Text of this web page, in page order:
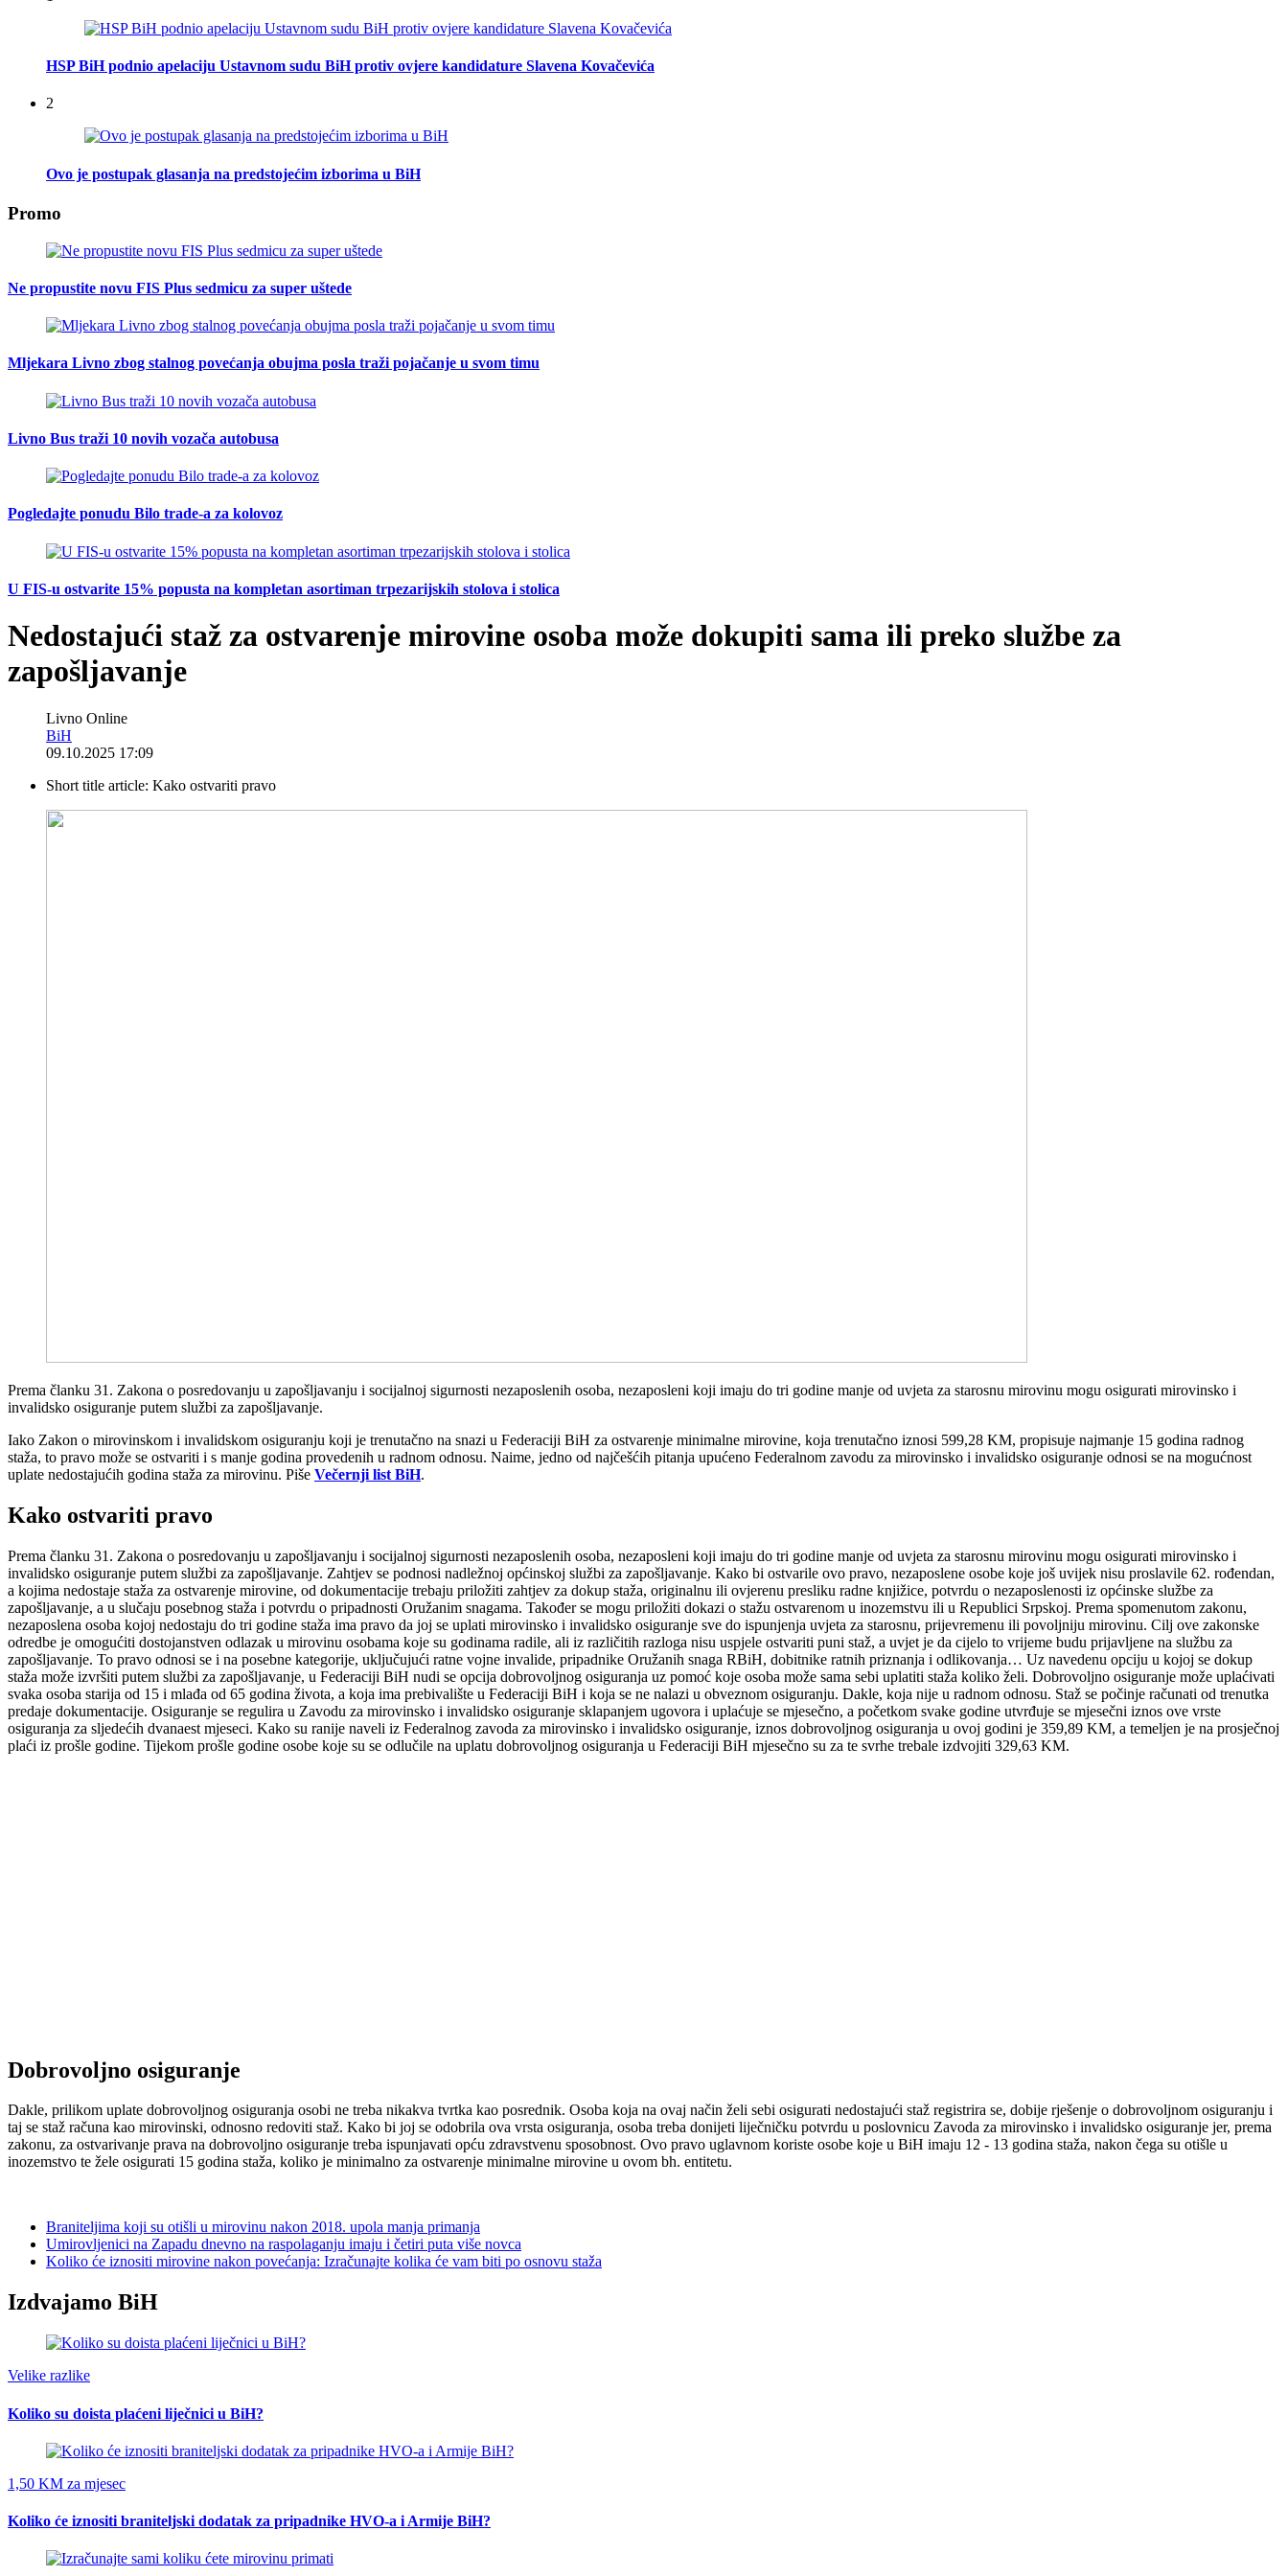
HSP BiH podnio apelaciju Ustavnom sudu BiH protiv ovjere kandidature Slavena Kovačevića
2
Ovo je postupak glasanja na predstojećim izborima u BiH
Promo
Ne propustite novu FIS Plus sedmicu za super uštede
Mljekara Livno zbog stalnog povećanja obujma posla traži pojačanje u svom timu
Livno Bus traži 10 novih vozača autobusa
Pogledajte ponudu Bilo trade-a za kolovoz
U FIS-u ostvarite 15% popusta na kompletan asortiman trpezarijskih stolova i stolica
Nedostajući staž za ostvarenje mirovine osoba može dokupiti sama ili preko službe za
zapošljavanje
Livno Online
BiH
09.10.2025 17:09
Short title article: Kako ostvariti pravo
Prema članku 31. Zakona o posredovanju u zapošljavanju i socijalnoj sigurnosti nezaposlenih osoba, nezaposleni koji imaju do tri godine manje od uvjeta za starosnu mirovinu mogu osigurati mirovinsko i
invalidsko osiguranje putem službi za zapošljavanje.
Iako Zakon o mirovinskom i invalidskom osiguranju koji je trenutačno na snazi u Federaciji BiH za ostvarenje minimalne mirovine, koja trenutačno iznosi 599,28 KM, propisuje najmanje 15 godina radnog
staža, to pravo može se ostvariti i s manje godina provedenih u radnom odnosu. Naime, jedno od najčešćih pitanja upućeno Federalnom zavodu za mirovinsko i invalidsko osiguranje odnosi se na mogućnost
uplate nedostajućih godina staža za mirovinu. Piše Večernji list BiH.
Kako ostvariti pravo
Prema članku 31. Zakona o posredovanju u zapošljavanju i socijalnoj sigurnosti nezaposlenih osoba, nezaposleni koji imaju do tri godine manje od uvjeta za starosnu mirovinu mogu osigurati mirovinsko i
invalidsko osiguranje putem službi za zapošljavanje. Zahtjev se podnosi nadležnoj općinskoj službi za zapošljavanje. Kako bi ostvarile ovo pravo, nezaposlene osobe koje još uvijek nisu proslavile 62. rođendan,
a kojima nedostaje staža za ostvarenje mirovine, od dokumentacije trebaju priložiti zahtjev za dokup staža, originalnu ili ovjerenu presliku radne knjižice, potvrdu o nezaposlenosti iz općinske službe za
zapošljavanje, a u slučaju posebnog staža i potvrdu o pripadnosti Oružanim snagama. Također se mogu priložiti dokazi o stažu ostvarenom u inozemstvu ili u Republici Srpskoj. Prema spomenutom zakonu,
nezaposlena osoba kojoj nedostaju do tri godine staža ima pravo da joj se uplati mirovinsko i invalidsko osiguranje sve do ispunjenja uvjeta za starosnu, prijevremenu ili povoljniju mirovinu. Cilj ove zakonske
odredbe je omogućiti dostojanstven odlazak u mirovinu osobama koje su godinama radile, ali iz različitih razloga nisu uspjele ostvariti puni staž, a uvjet je da cijelo to vrijeme budu prijavljene na službu za
zapošljavanje. To pravo odnosi se i na posebne kategorije, uključujući ratne vojne invalide, pripadnike Oružanih snaga RBiH, dobitnike ratnih priznanja i odlikovanja… Uz navedenu opciju u kojoj se dokup
staža može izvršiti putem službi za zapošljavanje, u Federaciji BiH nudi se opcija dobrovoljnog osiguranja uz pomoć koje osoba može sama sebi uplatiti staža koliko želi. Dobrovoljno osiguranje može uplaćivati
svaka osoba starija od 15 i mlađa od 65 godina života, a koja ima prebivalište u Federaciji BiH i koja se ne nalazi u obveznom osiguranju. Dakle, koja nije u radnom odnosu. Staž se počinje računati od trenutka
predaje dokumentacije. Osiguranje se regulira u Zavodu za mirovinsko i invalidsko osiguranje sklapanjem ugovora i uplaćuje se mjesečno, a početkom svake godine utvrđuje se mjesečni iznos ove vrste
osiguranja za sljedećih dvanaest mjeseci. Kako su ranije naveli iz Federalnog zavoda za mirovinsko i invalidsko osiguranje, iznos dobrovoljnog osiguranja u ovoj godini je 359,89 KM, a temeljen je na prosječnoj
plaći iz prošle godine. Tijekom prošle godine osobe koje su se odlučile na uplatu dobrovoljnog osiguranja u Federaciji BiH mjesečno su za te svrhe trebale izdvojiti 329,63 KM.
Dobrovoljno osiguranje
Dakle, prilikom uplate dobrovoljnog osiguranja osobi ne treba nikakva tvrtka kao posrednik. Osoba koja na ovaj način želi sebi osigurati nedostajući staž registrira se, dobije rješenje o dobrovoljnom osiguranju i
taj se staž računa kao mirovinski, odnosno redoviti staž. Kako bi joj se odobrila ova vrsta osiguranja, osoba treba donijeti liječničku potvrdu u poslovnicu Zavoda za mirovinsko i invalidsko osiguranje jer, prema
zakonu, za ostvarivanje prava na dobrovoljno osiguranje treba ispunjavati opću zdravstvenu sposobnost. Ovo pravo uglavnom koriste osobe koje u BiH imaju 12 - 13 godina staža, nakon čega su otišle u
inozemstvo te žele osigurati 15 godina staža, koliko je minimalno za ostvarenje minimalne mirovine u ovom bh. entitetu.
Braniteljima koji su otišli u mirovinu nakon 2018. upola manja primanja
Umirovljenici na Zapadu dnevno na raspolaganju imaju i četiri puta više novca
Koliko će iznositi mirovine nakon povećanja: Izračunajte kolika će vam biti po osnovu staža
Izdvajamo BiH
Velike razlike
Koliko su doista plaćeni liječnici u BiH?
1,50 KM za mjesec
Koliko će iznositi braniteljski dodatak za pripadnike HVO-a i Armije BiH?